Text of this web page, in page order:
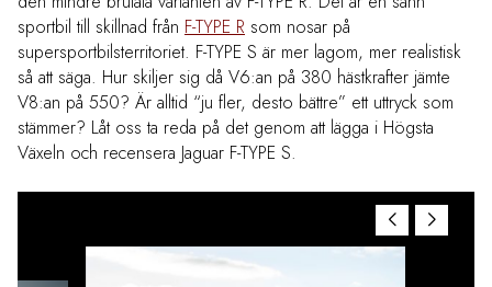
sportbil till skillnad från F-TYPE R som nosar på
supersportbilsterritoriet. F-TYPE S är mer lagom, mer realistisk
så att säga. Hur skiljer sig då V6:an på 380 hästkrafter jämte
V8:an på 550? Är alltid “ju fler, desto bättre” ett uttryck som
stämmer? Låt oss ta reda på det genom att lägga i Högsta
Växeln och recensera Jaguar F-TYPE S.